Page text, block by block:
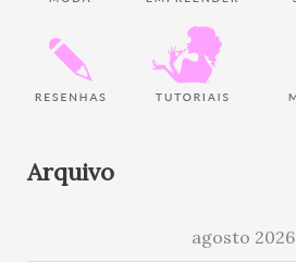
Arquivo
agosto 2026